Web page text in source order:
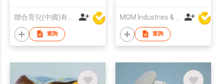
查詢 查詢